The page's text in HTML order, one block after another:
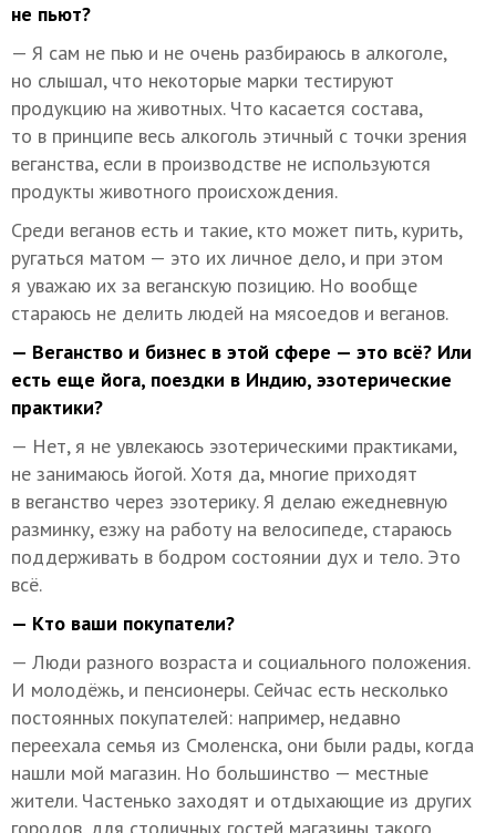
не пьют?
— Я сам не пью и не очень разбираюсь в алкоголе,
но слышал, что некоторые марки тестируют
продукцию на животных. Что касается состава,
то в принципе весь алкоголь этичный с точки зрения
веганства, если в производстве не используются
продукты животного происхождения.
Среди веганов есть и такие, кто может пить, курить,
ругаться матом — это их личное дело, и при этом
я уважаю их за веганскую позицию. Но вообще
стараюсь не делить людей на мясоедов и веганов.
— Веганство и бизнес в этой сфере — это всё? Или
есть еще йога, поездки в Индию, эзотерические
практики?
— Нет, я не увлекаюсь эзотерическими практиками,
не занимаюсь йогой. Хотя да, многие приходят
в веганство через эзотерику. Я делаю ежедневную
разминку, езжу на работу на велосипеде, стараюсь
поддерживать в бодром состоянии дух и тело. Это
всё.
— Кто ваши покупатели?
— Люди разного возраста и социального положения.
И молодёжь, и пенсионеры. Сейчас есть несколько
постоянных покупателей: например, недавно
переехала семья из Смоленска, они были рады, когда
нашли мой магазин. Но большинство — местные
жители. Частенько заходят и отдыхающие из других